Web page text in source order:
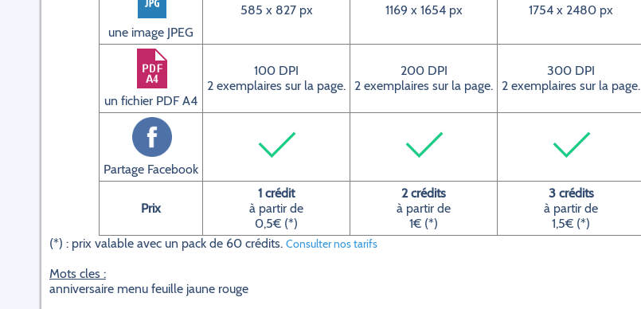
une image JPEG
585 x 827 px 1169 x 1654 px 1754 x 2480 px
un fichier PDF A4
100 DPI
2 exemplaires sur la page.
200 DPI
2 exemplaires sur la page.
300 DPI
2 exemplaires sur la page.
Partage Facebook
Prix
1 crédit
à partir de
0,5€ (*)
2 crédits
à partir de
1€ (*)
3 crédits
à partir de
1,5€ (*)
(*) : prix valable avec un pack de 60 crédits. Consulter nos tarifs
Mots cles :
anniversaire menu feuille jaune rouge